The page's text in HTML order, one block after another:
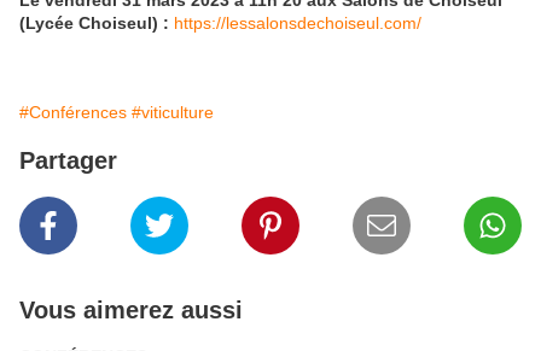
(Lycée Choiseul) : https://lessalonsdechoiseul.com/
#Conférences #viticulture
Partager
Vous aimerez aussi